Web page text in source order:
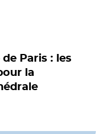
Paris : les
la